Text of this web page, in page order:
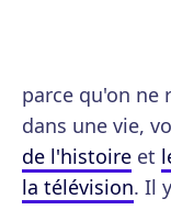
parce qu'on ne
dans une vie,
de l'histoire et
la télévision. Il